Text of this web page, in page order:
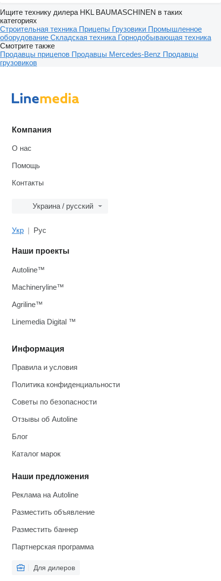
Ищите технику дилера HKL BAUMASCHINEN в таких
категориях
Строительная техника Прицепы Грузовики Промышленное
оборудование Складская техника Горнодобывающая техника
Смотрите также
Продавцы прицепов Продавцы Mercedes-Benz Продавцы
грузовиков
Компания
О нас
Помощь
Контакты
Украина / русский
Укр Рус
Информация
Правила и условия
Политика конфиденциальности
Советы по безопасности
Отзывы об Autoline
Блог
Каталог марок
Наши предложения
Реклама на Autoline
Разместить объявление
Разместить баннер
Партнерская программа
Для дилеров
Наши проекты
Autoline™
Machineryline™
Agriline™
Linemedia Digital ™